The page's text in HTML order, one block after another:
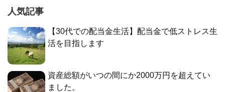
人気記事
【30代での配当金生活】配当金で低ストレス生
活を目指します
資産総額がいつの間にか2000万円を超えてい
ました。